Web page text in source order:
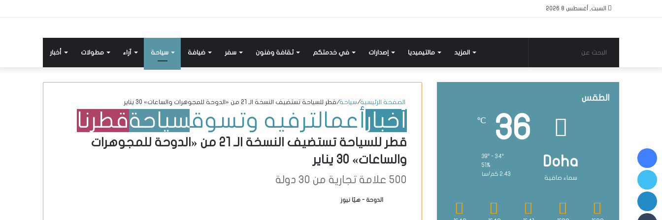
السبت, أغسطس 8 2026
أخبار مطولات آراء سياحة ضيافة سفر ثقافة وفنون في خدمتكم إصدارات مالتيميديا المزيد البحث
عن
الصفحة الرئيسية/سياحة/قطر للسياحة تستضيف النسخة الـ 21 من «الدوحة للمجوهرات والساعات» 30 يناير
أخبار أعمالترفيه وتسوقسياحةقطرنا
قطر للسياحة تستضيف النسخة الـ 21 من «الدوحة للمجوهرات
والساعات» 30 يناير
500 علامة تجارية من 30 دولة
الدوحة - هيّا نيوز
الطقس
Doha
سماء صافية
36
℃
39º - 34º
51%
2.43 كم/سا
فيسبوك
تويتر
لينكدإن